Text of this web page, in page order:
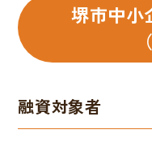
堺市中小
融資対象者